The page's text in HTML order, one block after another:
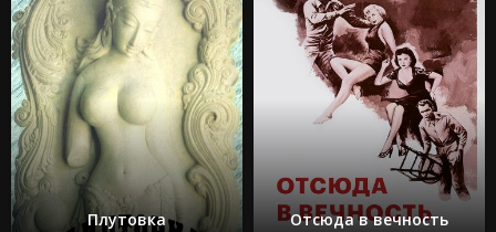
Плутовка Отсюда в вечность